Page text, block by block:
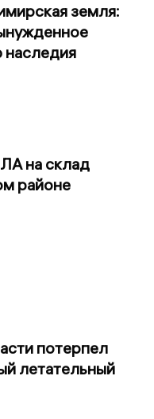
земля:
наследия
на склад
районе
потерпел
летательный